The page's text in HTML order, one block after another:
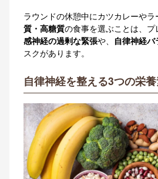
ラウンドの休憩中にカツカレーや
質・高糖質の食事を選ぶことは、
感神経の過剰な緊張や、 自律神経
スクがあります。
自律神経を整える3つの栄